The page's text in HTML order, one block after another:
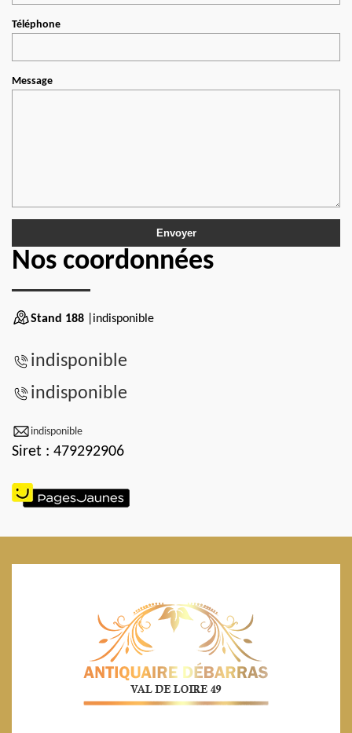
Téléphone
Message
Nos coordonnées
Stand 188 |indisponible
indisponible
indisponible
indisponible
Siret : 479292906